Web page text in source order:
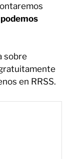
sobre
en RRSS.